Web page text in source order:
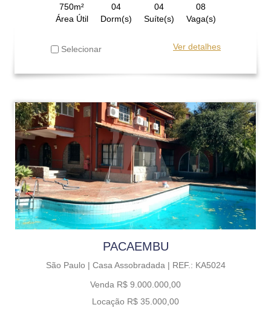
750m²
Área Útil
04
Dorm(s)
04
Suíte(s)
08
Vaga(s)
Selecionar Ver detalhes
PACAEMBU
São Paulo | Casa Assobradada | REF.: KA5024
Venda R$ 9.000.000,00
Locação R$ 35.000,00